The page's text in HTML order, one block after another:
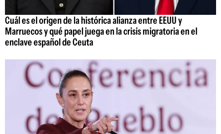
Cuál es el origen de la histórica alianza entre EEUU y
Marruecos y qué papel juega en la crisis migratoria en el
enclave español de Ceuta